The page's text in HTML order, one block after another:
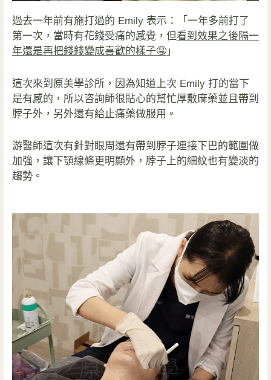
過去一年前有施打過的 Emily 表示：「一年多前打了
第一次，當時有花錢受痛的感覺，但看到效果之後隔一
年還是再把錢錢變成喜歡的樣子🤤 」
這次來到原美學診所，因為知道上次 Emily 打的當下
是有感的，所以咨詢師很貼心的幫忙厚敷麻藥並且帶到
脖子外，另外還有給止痛藥做服用。
游醫師這次有針對眼周還有帶到脖子連接下巴的範圍做
加強，讓下顎線條更明顯外，脖子上的細紋也有變淡的
趨勢。